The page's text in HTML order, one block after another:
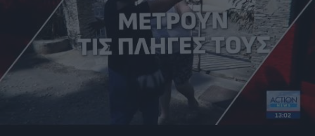
Νέο εμφύτευμα για τον καρκίνο των ωοθηκών
χορηγεί θεραπεία και "κατασκοπεύει" τον όγκο